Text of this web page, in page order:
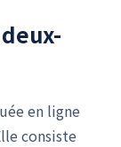
en ligne
consiste